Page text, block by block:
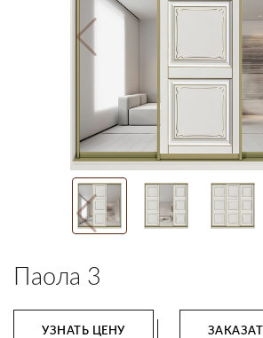
Паола 3
УЗНАТЬ ЦЕНУ